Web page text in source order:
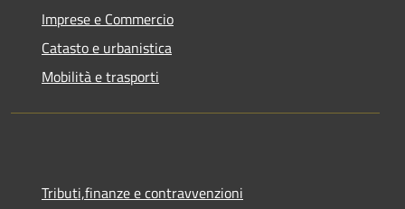
Imprese e Commercio
Catasto e urbanistica
Mobilità e trasporti
Tributi,finanze e contravvenzioni